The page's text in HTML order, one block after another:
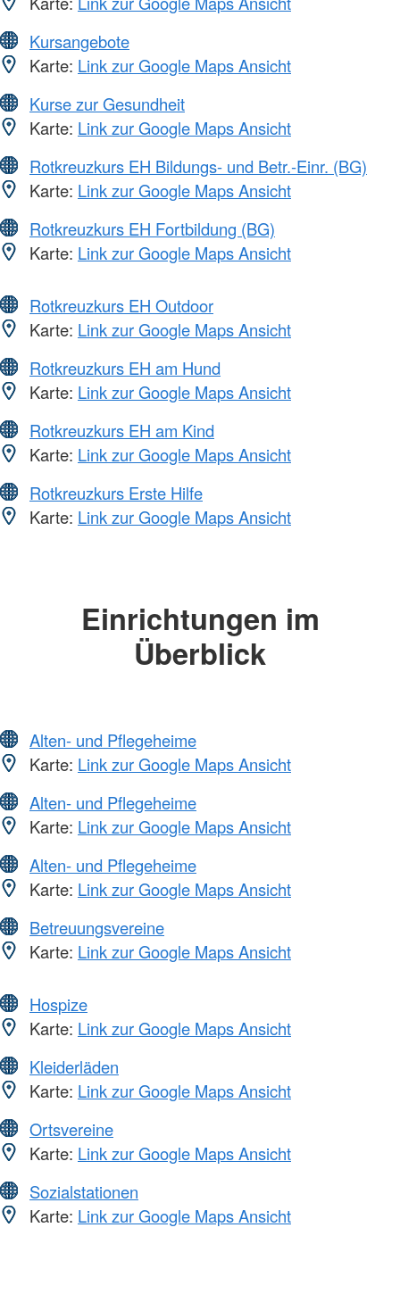
Kursangebote
Karte: Link zur Google Maps Ansicht
Kurse zur Gesundheit
Karte: Link zur Google Maps Ansicht
Rotkreuzkurs EH Bildungs- und Betr.-Einr. (BG)
Karte: Link zur Google Maps Ansicht
Rotkreuzkurs EH Fortbildung (BG)
Karte: Link zur Google Maps Ansicht
Rotkreuzkurs EH Outdoor
Karte: Link zur Google Maps Ansicht
Rotkreuzkurs EH am Hund
Karte: Link zur Google Maps Ansicht
Rotkreuzkurs EH am Kind
Karte: Link zur Google Maps Ansicht
Rotkreuzkurs Erste Hilfe
Karte: Link zur Google Maps Ansicht
Einrichtungen im
Überblick
Alten- und Pflegeheime
Karte: Link zur Google Maps Ansicht
Alten- und Pflegeheime
Karte: Link zur Google Maps Ansicht
Alten- und Pflegeheime
Karte: Link zur Google Maps Ansicht
Betreuungsvereine
Karte: Link zur Google Maps Ansicht
Hospize
Karte: Link zur Google Maps Ansicht
Kleiderläden
Karte: Link zur Google Maps Ansicht
Ortsvereine
Karte: Link zur Google Maps Ansicht
Sozialstationen
Karte: Link zur Google Maps Ansicht